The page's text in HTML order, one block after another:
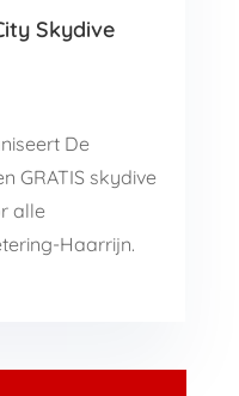
Skydive
De
GRATIS skydive
alle
Haarrijn.